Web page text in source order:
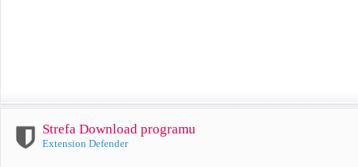
Strefa Download programu
Extension Defender